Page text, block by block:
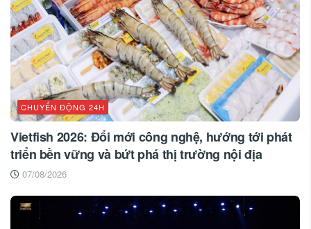
CHUYỂN ĐỘNG 24H
Vietfish 2026: Đổi mới công nghệ, hướng tới phát
triển bền vững và bứt phá thị trường nội địa
07/08/2026